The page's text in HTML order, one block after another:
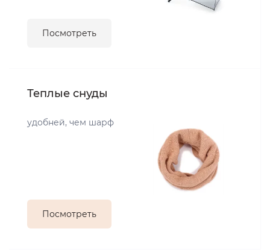
Посмотреть
Теплые снуды
удобней, чем шарф
Посмотреть